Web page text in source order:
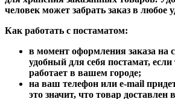
человек может забрать заказ в любое
Как работать с постаматом:
в момент оформления заказа на
удобный для себя постамат, если
работает в вашем городе;
на ваш телефон или e-mail
это значит, что товар доставлен